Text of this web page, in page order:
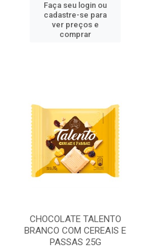
Faça seu login ou
cadastre-se para
ver preços e
comprar
CHOCOLATE TALENTO
BRANCO COM CEREAIS E
PASSAS 25G